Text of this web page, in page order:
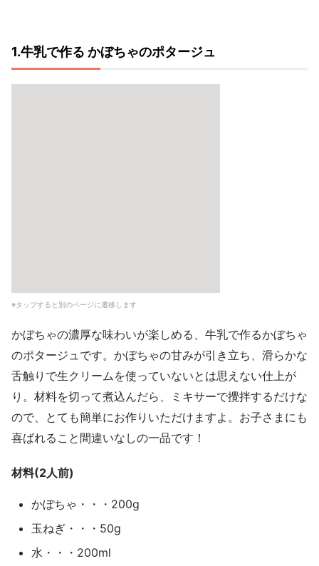
1.牛乳で作る かぼちゃのポタージュ
※タップすると別のページに遷移します
かぼちゃの濃厚な味わいが楽しめる、牛乳で作るかぼちゃ
のポタージュです。かぼちゃの甘みが引き立ち、滑らかな
舌触りで生クリームを使っていないとは思えない仕上が
り。材料を切って煮込んだら、ミキサーで攪拌するだけな
ので、とても簡単にお作りいただけますよ。お子さまにも
喜ばれること間違いなしの一品です！
材料(2人前)
かぼちゃ・・・200g
玉ねぎ・・・50g
水・・・200ml